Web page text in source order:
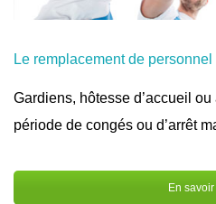
Le remplacement de personnel
Gardiens, hôtesse d’accueil
période de congés ou d’arrêt
En